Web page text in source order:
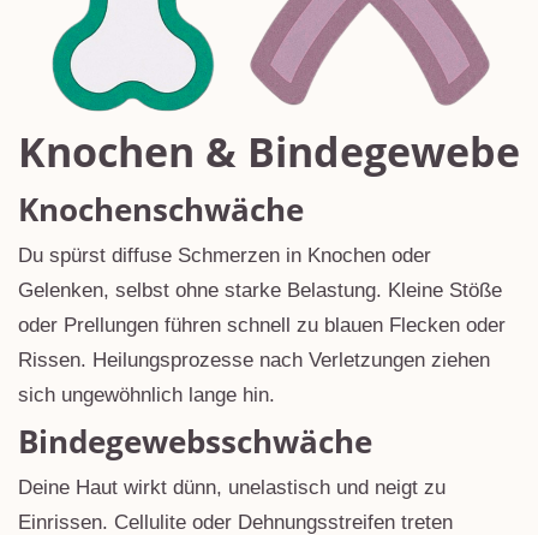
Knochen & Bindegewebe
Knochenschwäche
Du spürst diffuse Schmerzen in Knochen oder
Gelenken, selbst ohne starke Belastung. Kleine Stöße
oder Prellungen führen schnell zu blauen Flecken oder
Rissen. Heilungsprozesse nach Verletzungen ziehen
sich ungewöhnlich lange hin.
Bindegewebsschwäche
Deine Haut wirkt dünn, unelastisch und neigt zu
Einrissen. Cellulite oder Dehnungsstreifen treten